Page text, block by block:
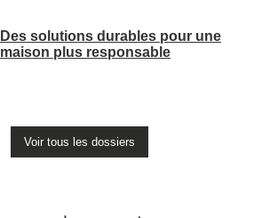
Des solutions durables pour une
maison plus responsable
Voir tous les dossiers